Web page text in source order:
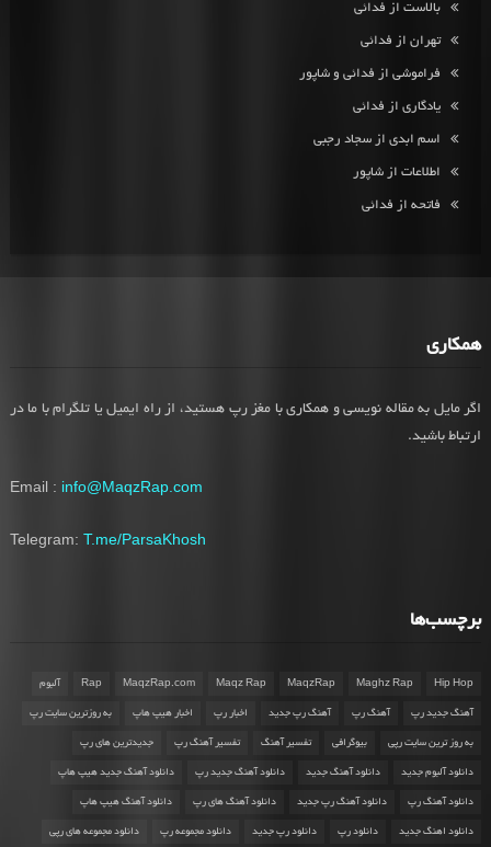
بالاست از فدائی
تهران از فدائی
فراموشی از فدائی و شاپور
یادگاری از فدائی
اسم ابدی از سجاد رجبی
اطلاعات از شاپور
فاتحه از فدائی
همکاری
اگر مایل به مقاله نویسی و همکاری با مغز رپ هستید، از راه ایمیل یا تلگرام با ما در
ارتباط باشید.
Email : info@MaqzRap.com
Telegram: T.me/ParsaKhosh
برچسب‌ها
Hip Hop
Maghz Rap
MaqzRap
Maqz Rap
MaqzRap.com
Rap آلبوم
آهنگ جدید رپ آهنگ رپ آهنگ رپ جدید اخبار رپ اخبار هیپ هاپ به روزترین سایت رپ
به روز ترین سایت رپی بیوگرافی تفسیر آهنگ تفسیر آهنگ رپ جدیدترین های رپ
دانلود آلبوم جدید دانلود آهنگ جدید دانلود آهنگ جدید رپ دانلود آهنگ جدید هیپ هاپ
دانلود آهنگ رپ دانلود آهنگ رپ جدید دانلود آهنگ های رپ دانلود آهنگ هیپ هاپ
دانلود اهنگ جدید دانلود رپ دانلود رپ جدید دانلود مجموعه رپ دانلود مجموعه های رپی